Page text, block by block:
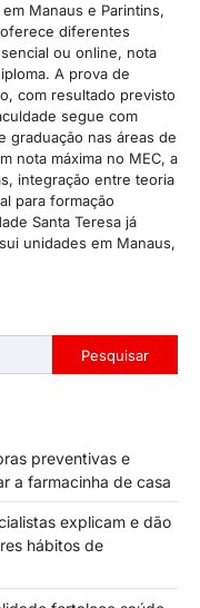
Manaus e Parintins,
diferentes
ou online, nota
A prova de
com resultado previsto
segue com
graduação nas áreas de
nota máxima no MEC, a
integração entre teoria
para formação
Santa Teresa já
unidades em Manaus,
Pesquisar
preventivas e
a farmacinha de casa
explicam e dão
hábitos de